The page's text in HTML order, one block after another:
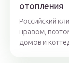
отопления
Российский
нравом,
домов и